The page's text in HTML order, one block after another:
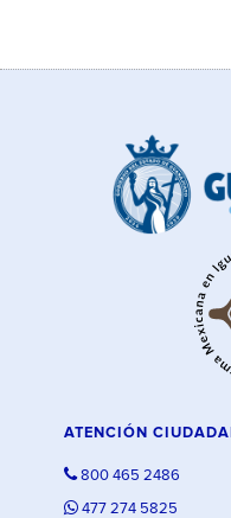
ATENCIÓN
800 465 2486
477 274 5825